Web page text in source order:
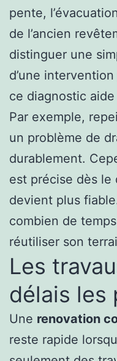
pente,
de l’ancien
distinguer une
d’une
ce diagnostic
Par exemple,
un problème de
durablement.
est précise dès le
devient plus
combien de
réutiliser son
Les
délais les
Une renovation
reste rapide